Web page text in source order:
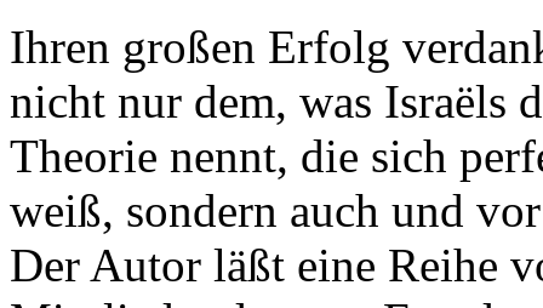
Ihren großen Erfolg
nicht nur dem, was Israëls
Theorie nennt, die sich
weiß, sondern auch und
Der Autor läßt eine Reihe